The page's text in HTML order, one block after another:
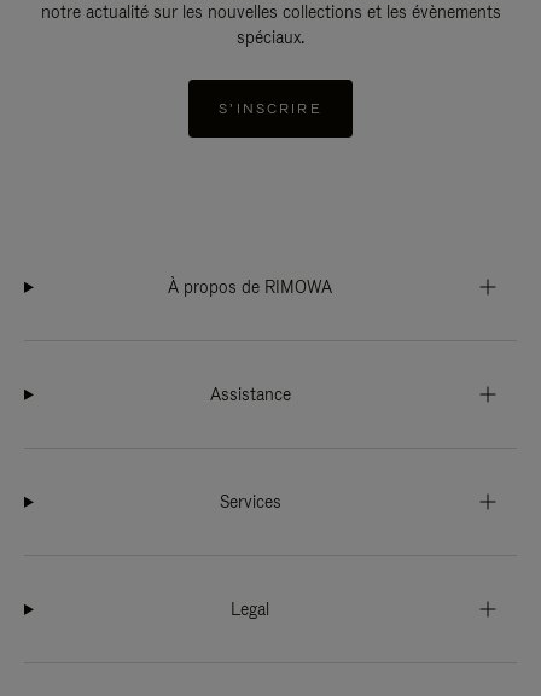
notre actualité sur les nouvelles collections et les évènements
spéciaux.
S'INSCRIRE
À propos de RIMOWA
Assistance
Services
Legal